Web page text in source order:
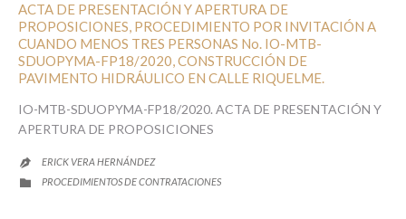
ACTA DE PRESENTACIÓN Y APERTURA DE
PROPOSICIONES, PROCEDIMIENTO POR INVITACIÓN A
CUANDO MENOS TRES PERSONAS No. IO-MTB-
SDUOPYMA-FP18/2020, CONSTRUCCIÓN DE
PAVIMENTO HIDRÁULICO EN CALLE RIQUELME.
IO-MTB-SDUOPYMA-FP18/2020. ACTA DE PRESENTACIÓN Y
APERTURA DE PROPOSICIONES

ERICK VERA HERNÁNDEZ

CATEGORY
PROCEDIMIENTOS DE CONTRATACIONES